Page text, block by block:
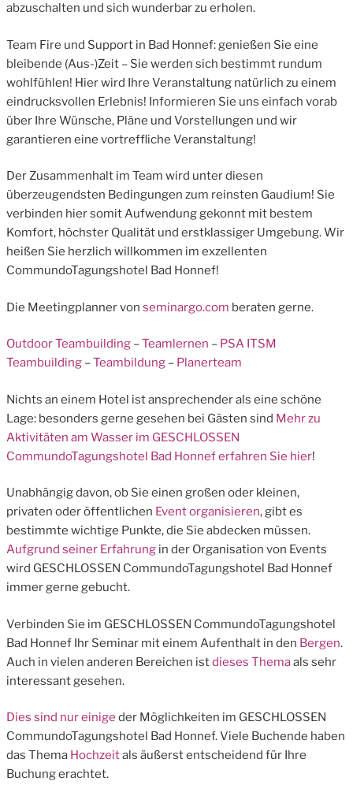
abzuschalten und sich wunderbar zu erholen.
Team Fire und Support in Bad Honnef: genießen Sie eine
bleibende (Aus-)Zeit – Sie werden sich bestimmt rundum
wohlfühlen! Hier wird Ihre Veranstaltung natürlich zu einem
eindrucksvollen Erlebnis! Informieren Sie uns einfach vorab
über Ihre Wünsche, Pläne und Vorstellungen und wir
garantieren eine vortreffliche Veranstaltung!
Der Zusammenhalt im Team wird unter diesen
überzeugendsten Bedingungen zum reinsten Gaudium! Sie
verbinden hier somit Aufwendung gekonnt mit bestem
Komfort, höchster Qualität und erstklassiger Umgebung. Wir
heißen Sie herzlich willkommen im exzellenten
CommundoTagungshotel Bad Honnef!
Die Meetingplanner von seminargo.com beraten gerne.
Outdoor Teambuilding –Teamlernen – PSA ITSM
Teambuilding –Teambildung – Planerteam
Nichts an einem Hotel ist ansprechender als eine schöne
Lage: besonders gerne gesehen bei Gästen sind Mehr zu
Aktivitäten am Wasser im GESCHLOSSEN
CommundoTagungshotel Bad Honnef erfahren Sie hier!
Unabhängig davon, ob Sie einen großen oder kleinen,
privaten oder öffentlichen Event organisieren, gibt es
bestimmte wichtige Punkte, die Sie abdecken müssen.
Aufgrund seiner Erfahrung in der Organisation von Events
wird GESCHLOSSEN CommundoTagungshotel Bad Honnef
immer gerne gebucht.
Verbinden Sie im GESCHLOSSEN CommundoTagungshotel
Bad Honnef Ihr Seminar mit einem Aufenthalt in den Bergen.
Auch in vielen anderen Bereichen istdieses Themaals sehr
interessant gesehen.
Dies sind nur einige der Möglichkeiten im GESCHLOSSEN
CommundoTagungshotel Bad Honnef. Viele Buchende haben
das Thema Hochzeitals äußerst entscheidend für Ihre
Buchung erachtet.